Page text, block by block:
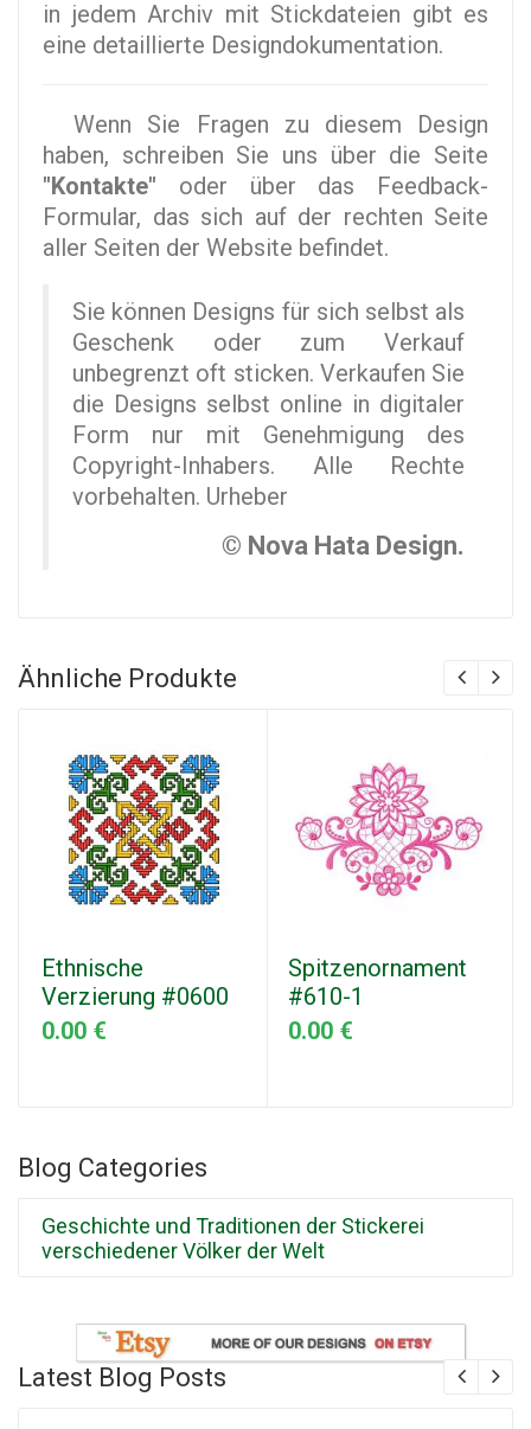
in jedem Archiv mit Stickdateien gibt es
eine detaillierte Designdokumentation.
Wenn Sie Fragen zu diesem Design
haben, schreiben Sie uns über die Seite
"Kontakte" oder über das Feedback-
Formular, das sich auf der rechten Seite
aller Seiten der Website befindet.
Sie können Designs für sich selbst als
Geschenk oder zum Verkauf
unbegrenzt oft sticken. Verkaufen Sie
die Designs selbst online in digitaler
Form nur mit Genehmigung des
Copyright-Inhabers. Alle Rechte
vorbehalten. Urheber
© Nova Hata Design.
Ähnliche Produkte
Ethnische
Verzierung #0600
0.00 €
Spitzenornament
#610-1
0.00 €
Blog Categories
Geschichte und Traditionen der Stickerei
verschiedener Völker der Welt
Latest Blog Posts